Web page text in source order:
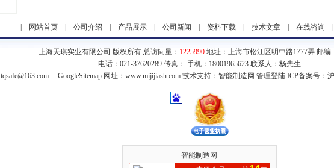
网站首页 公司介绍 产品展示 公司新闻 资料下载 技术文章 在线咨询
上海天琪实业有限公司 版权所有 总访问量： 1225990 地址：上海市松江区明中路1777弄 邮编
电话：021-37620289 传真： 手机：18001965623 联系人：杨先生
tqsafe@163.com GoogleSitemap网址：www.mijijiash.com 技术支持： 智能制造网 管理登陆ICP备案号：
智能制造网